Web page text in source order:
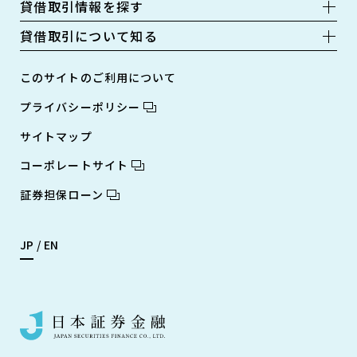
貸借取引情報を探す
貸借取引について知る
このサイトのご利用について
プライバシーポリシー
サイトマップ
コーポレートサイト
証券担保ローン
JP EN